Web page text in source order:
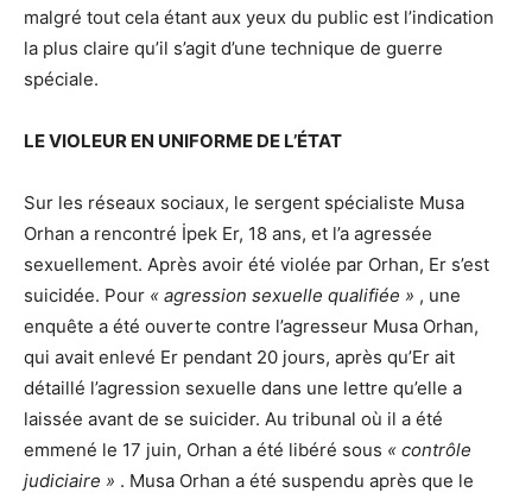
malgré tout cela étant aux yeux du public est l’indication
la plus claire qu’il s’agit d’une technique de guerre
spéciale.
LE VIOLEUR EN UNIFORME DE L’ÉTAT
Sur les réseaux sociaux, le sergent spécialiste Musa
Orhan a rencontré İpek Er, 18 ans, et l’a agressée
sexuellement. Après avoir été violée par Orhan, Er s’est
suicidée. Pour « agression sexuelle qualifiée » , une
enquête a été ouverte contre l’agresseur Musa Orhan,
qui avait enlevé Er pendant 20 jours, après qu’Er ait
détaillé l’agression sexuelle dans une lettre qu’elle a
laissée avant de se suicider. Au tribunal où il a été
emmené le 17 juin, Orhan a été libéré sous « contrôle
judiciaire » . Musa Orhan a été suspendu après que le